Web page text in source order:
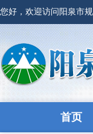
您好，欢迎访问阳泉市
首页